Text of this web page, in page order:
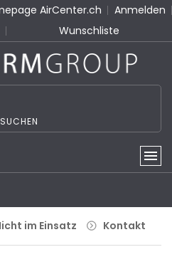
AirCenter.ch
Anmelden
Wunschliste
SUCHEN
im Einsatz
Kontakt